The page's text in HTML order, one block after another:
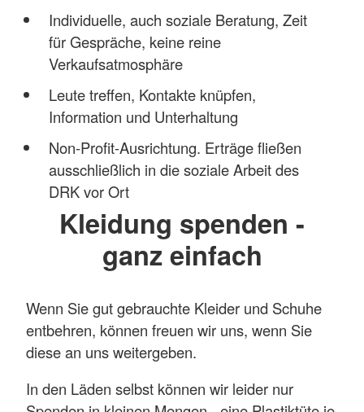
Individuelle, auch soziale Beratung, Zeit
für Gespräche, keine reine
Verkaufsatmosphäre
Leute treffen, Kontakte knüpfen,
Information und Unterhaltung
Non-Profit-Ausrichtung. Erträge fließen
ausschließlich in die soziale Arbeit des
DRK vor Ort
Kleidung spenden -
ganz einfach
Wenn Sie gut gebrauchte Kleider und Schuhe
entbehren, können freuen wir uns, wenn Sie
diese an uns weitergeben.
In den Läden selbst können wir leider nur